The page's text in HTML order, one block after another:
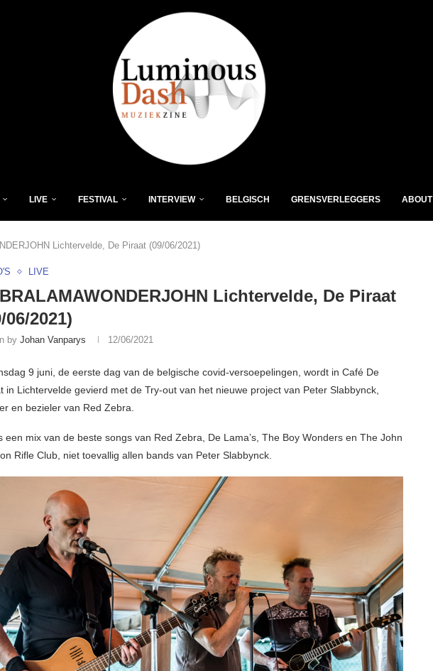
LIVE FESTIVAL INTERVIEW BELGISCH GRENSVERLEGGERS ABOUT
Lichtervelde, De Piraat (09/06/2021)
LIVE
Lichtervelde, De Piraat
06/2021)
by Johan Vanparys 12/06/2021
9 juni, de eerste dag van de belgische covid-versoepelingen, wordt in Café De
in Lichtervelde gevierd met de Try-out van het nieuwe project van Peter Slabbynck,
en bezieler van Red Zebra.
een mix van de beste songs van Red Zebra, De Lama’s, The Boy Wonders en The John
Rifle Club, niet toevallig allen bands van Peter Slabbynck.